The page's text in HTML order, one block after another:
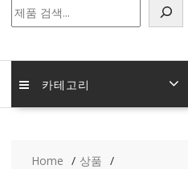
색
카테고리
Home
상품